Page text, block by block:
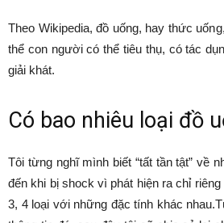
Theo Wikipedia, đồ uống, hay thức
thể con người có thể tiêu thụ, có tác
giải khát.
Có bao nhiêu loại đồ
Tôi từng nghĩ mình biết “tất tần tật” về
đến khi bị shock vì phát hiện ra chỉ
3, 4 loại với những đặc tính khác